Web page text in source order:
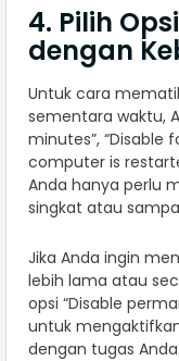
4. Pilih
dengan
Untuk cara
sementara waktu,
minutes”, “Disable
computer is
Anda hanya perlu
singkat atau
Jika Anda ingin
lebih lama atau
opsi “Disable
untuk
dengan tugas Anda.